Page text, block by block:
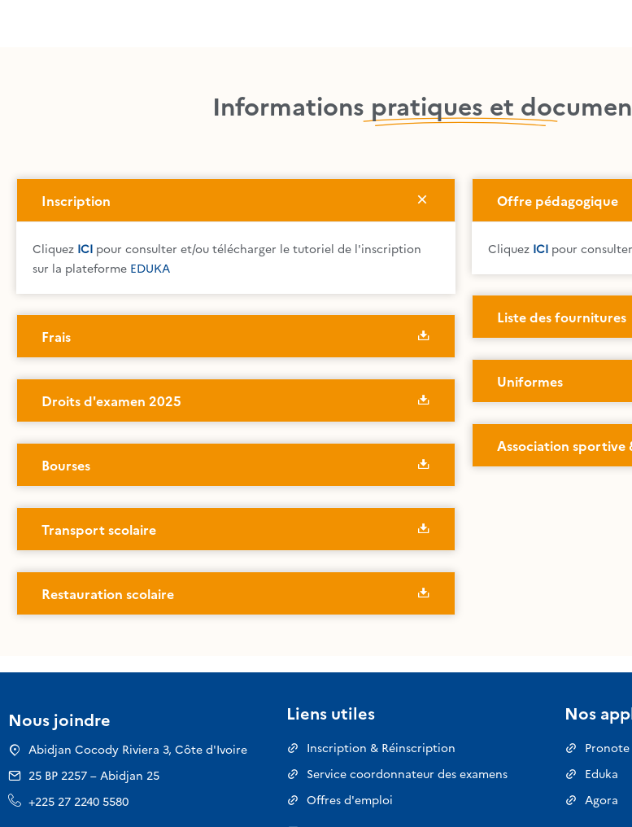
Informations pratiques et
Inscription
Cliquez ICI pour consulter et/ou télécharger le tutoriel de l'inscription
sur la plateforme EDUKA
Frais
Droits d'examen 2025
Bourses
Transport scolaire
Restauration scolaire
Offre pédagogique
Cliquez ICI pour
Liste des fournitures
Uniformes
Association sportive
Nous joindre
Abidjan Cocody Riviera 3, Côte d'Ivoire
25 BP 2257 – Abidjan 25
+225 27 2240 5580
Liens utiles
Inscription & Réinscription
Service coordonnateur des examens
Offres d'emploi
Nos
Pronote
Eduka
Agora